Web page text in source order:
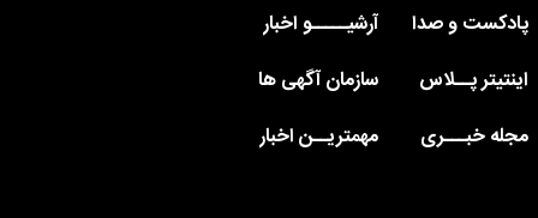
پادکست و صدا
آرشیـــــو اخبار
اینتیتر پــلاس
سازمان آگهی ها
مجله خبـــری
مهمتریــن اخبار